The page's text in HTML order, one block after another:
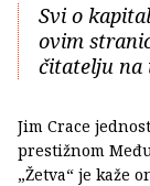
Svi o
ovim
čitatelju na
Jim Crace
prestižnom
„Žetva“ je kaže